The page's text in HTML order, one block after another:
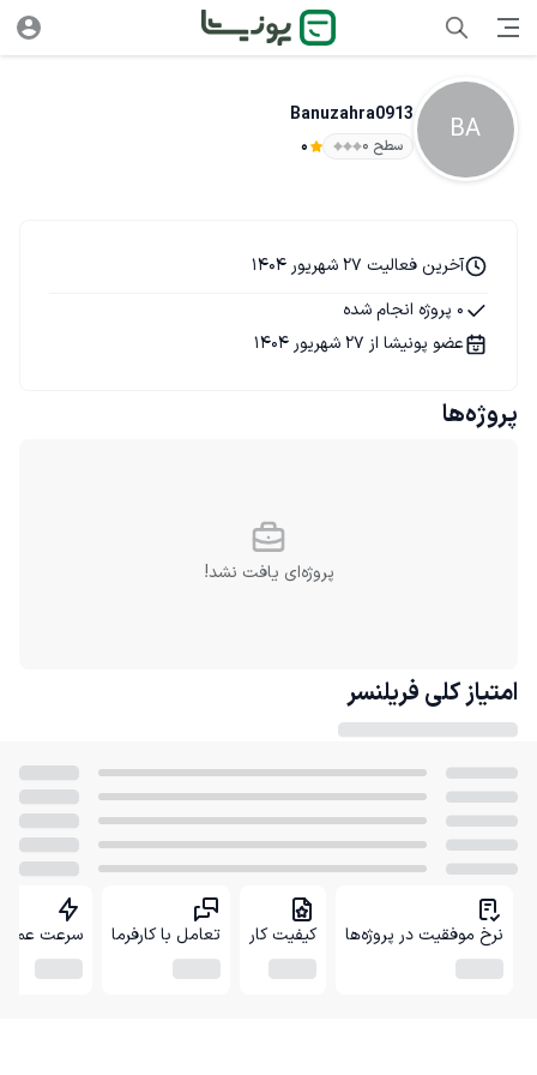
BA
Banuzahra0913
سطح ۰ 0
آخرین فعالیت 27 شهریور 1404
0 پروژه انجام شده
عضو پونیشا از 27 شهریور 1404
پروژه‌ها
پروژه‌ای یافت نشد!
امتیاز کلی فریلنسر
نرخ موفقیت در پروژه‌ها کیفیت کار تعامل با کارفرما سرعت عمل